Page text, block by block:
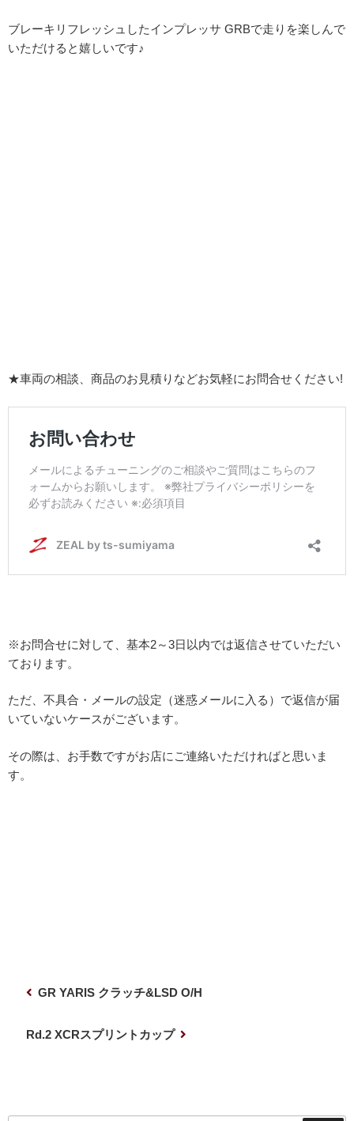
ブレーキリフレッシュしたインプレッサ GRBで走りを楽しんで
いただけると嬉しいです♪
★車両の相談、商品のお見積りなどお気軽にお問合せください!
※お問合せに対して、基本2～3日以内では返信させていただい
ております。
ただ、不具合・メールの設定（迷惑メールに入る）で返信が届
いていないケースがございます。
その際は、お手数ですがお店にご連絡いただければと思いま
す。
GR YARIS クラッチ&LSD O/H
Rd.2 XCRスプリントカップ